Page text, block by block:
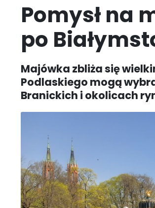
Pomysł na
po
Majówka zbliża się
Podlaskiego mogą
Branickich i okolicach